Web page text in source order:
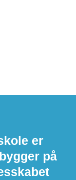
er
på